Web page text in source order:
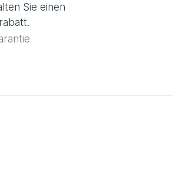
Sie einen